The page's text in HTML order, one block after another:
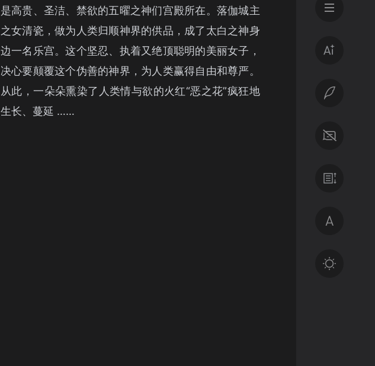
是高贵、圣洁、禁欲的五曜之神们宫殿所在。落伽城主
之女清瓷，做为人类归顺神界的供品，成了太白之神身
边一名乐宫。这个坚忍、执着又绝顶聪明的美丽女子，
决心要颠覆这个伪善的神界，为人类赢得自由和尊严。
从此，一朵朵熏染了人类情与欲的火红“恶之花”疯狂地
生长、蔓延 ……